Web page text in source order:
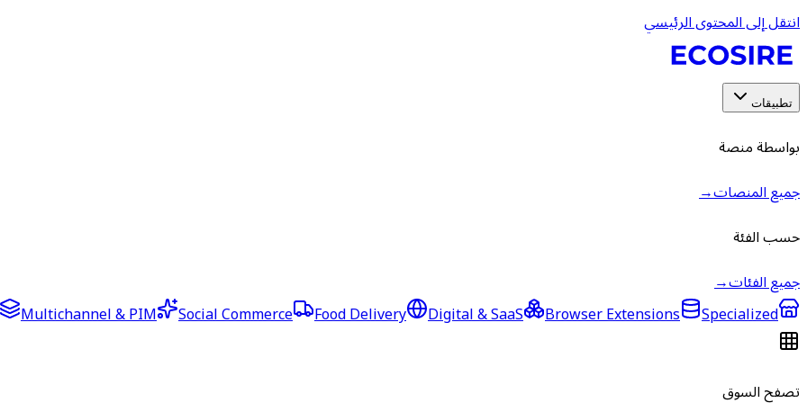
انتقل إلى المحتوى الرئيسي
تطبيقات
بواسطة منصة
جميع المنصات→
حسب الفئة
جميع الفئات→
Multichannel & PIM
Social Commerce Food Delivery Digital & SaaS Browser Extensions Specialized
تصفح السوق